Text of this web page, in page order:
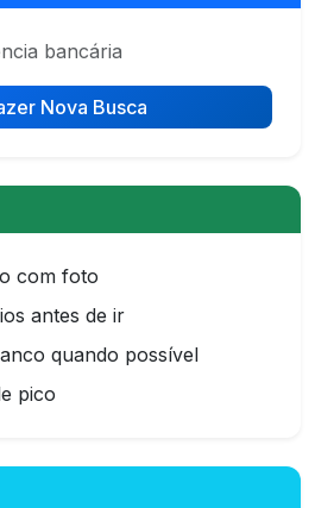
bancária
Nova Busca
com foto
antes de ir
quando possível
pico